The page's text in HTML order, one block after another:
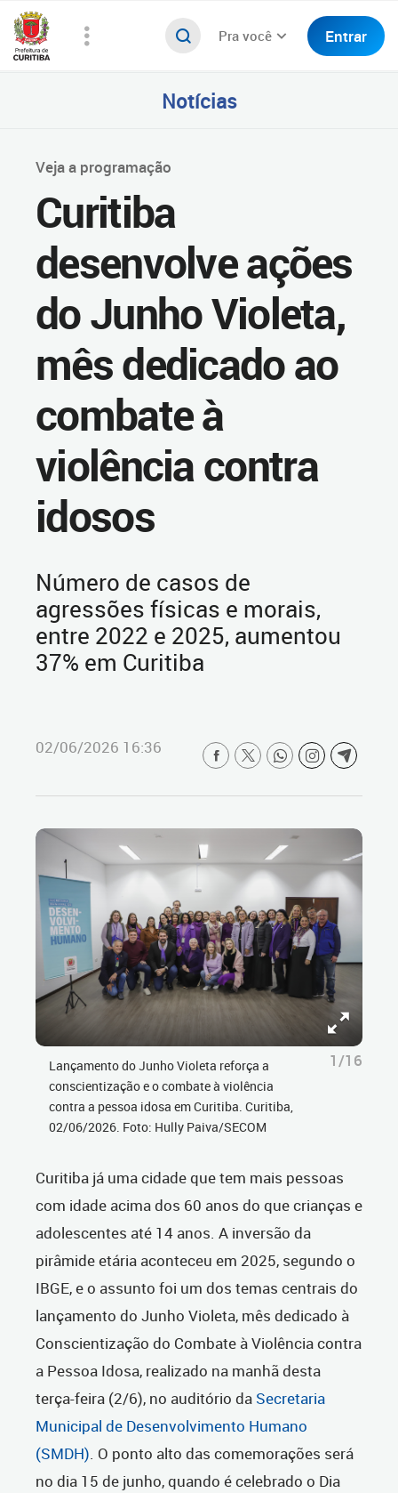
Pra você Entrar
Notícias
Veja a programação
Curitiba
desenvolve ações
do Junho Violeta,
mês dedicado ao
combate à
violência contra
idosos
Número de casos de
agressões físicas e morais,
entre 2022 e 2025, aumentou
37% em Curitiba
02/06/2026 16:36
Lançamento do Junho Violeta reforça a
conscientização e o combate à violência
contra a pessoa idosa em Curitiba. Curitiba,
02/06/2026. Foto: Hully Paiva/SECOM
1/16
Curitiba já uma cidade que tem mais pessoas
com idade acima dos 60 anos do que crianças e
adolescentes até 14 anos. A inversão da
pirâmide etária aconteceu em 2025, segundo o
IBGE, e o assunto foi um dos temas centrais do
lançamento do Junho Violeta, mês dedicado à
Conscientização do Combate à Violência contra
a Pessoa Idosa, realizado na manhã desta
terça-feira (2/6), no auditório da Secretaria
Municipal de Desenvolvimento Humano
(SMDH). O ponto alto das comemorações será
no dia 15 de junho, quando é celebrado o Dia